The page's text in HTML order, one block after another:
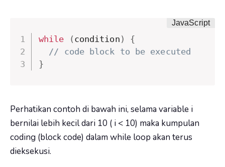
while ( condition )
{
// code block to be executed
}
Perhatikan contoh di bawah ini, selama variable i
bernilai lebih kecil dari 10 ( i < 10) maka kumpulan
coding (block code) dalam while loop akan terus
dieksekusi.